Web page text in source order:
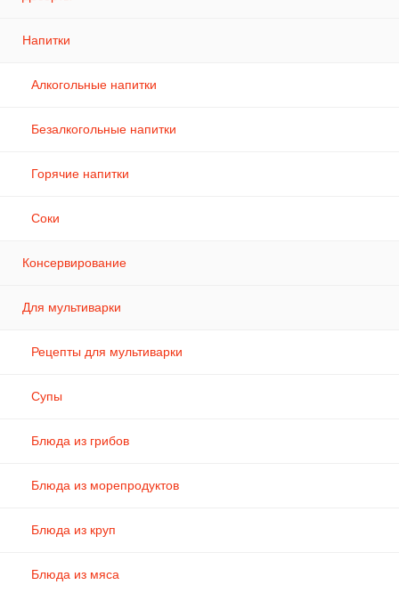
Напитки
Алкогольные напитки
Безалкогольные напитки
Горячие напитки
Соки
Консервирование
Для мультиварки
Рецепты для мультиварки
Супы
Блюда из грибов
Блюда из морепродуктов
Блюда из круп
Блюда из мяса